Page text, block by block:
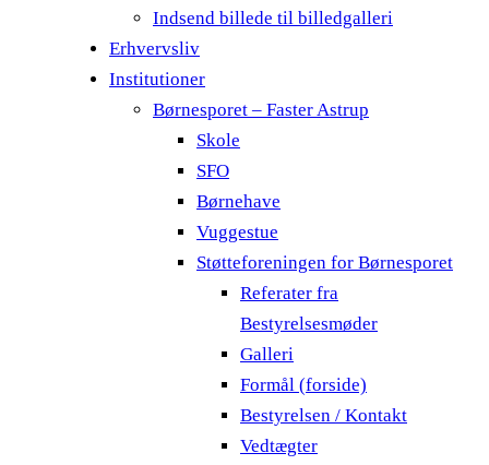
Indsend billede til billedgalleri
Erhvervsliv
Institutioner
Børnesporet – Faster Astrup
Skole
SFO
Børnehave
Vuggestue
Støtteforeningen for Børnesporet
Referater fra
Bestyrelsesmøder
Galleri
Formål (forside)
Bestyrelsen / Kontakt
Vedtægter